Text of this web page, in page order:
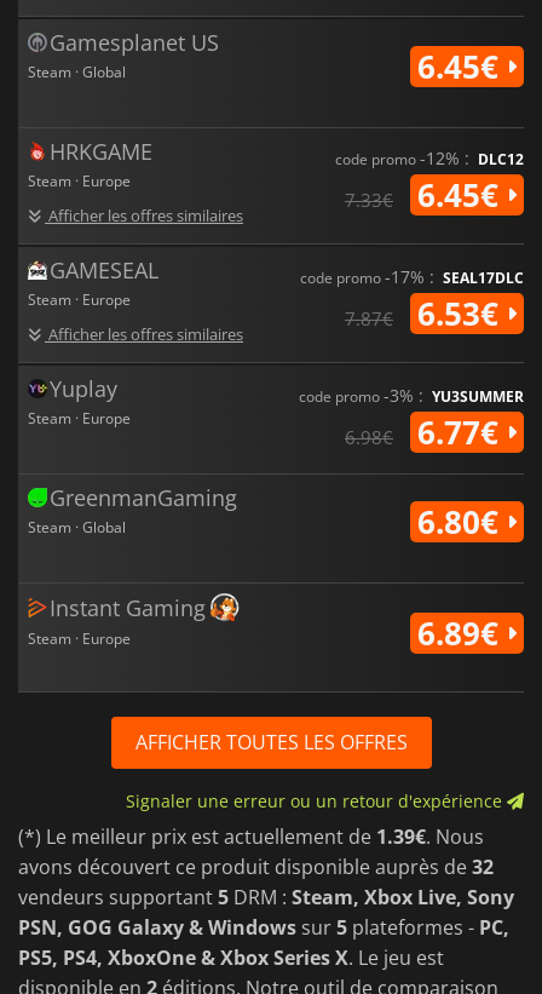
Gamesplanet US
Steam · Global 6.45€
HRKGAME
Steam · Europe
Afficher les offres similaires
code promo-12% : DLC12
7.33€ 6.45€
GAMESEAL
Steam · Europe
Afficher les offres similaires
code promo-17% : SEAL17DLC
7.87€ 6.53€
Yuplay
Steam · Europe
code promo-3% : YU3SUMMER
6.98€ 6.77€
GreenmanGaming
Steam · Global 6.80€
Instant Gaming
Steam · Europe 6.89€
AFFICHER TOUTES LES OFFRES
Signaler une erreur ou un retour d'expérience
(*) Le meilleur prix est actuellement de 1.39€. Nous
avons découvert ce produit disponible auprès de32
vendeurs supportant5 DRM : Steam, Xbox Live, Sony
PSN, GOG Galaxy & Windows sur5 plateformes - PC,
PS5, PS4, XboxOne & Xbox Series X. Le jeu est
disponible en 2 éditions. Notre outil de comparaison